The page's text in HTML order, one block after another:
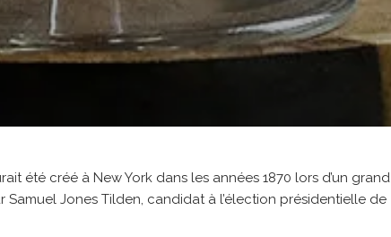
été créé à New York dans les années 1870 lors d’un grand
Jones Tilden, candidat à l’élection présidentielle de